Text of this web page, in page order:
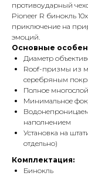
противоударный
Pioneer R бинокль
приключение на
эмоций.
Основные
Диаметр
Roof-призмы из
серебряным
Полное
Минимальное
наполнением
Установка на
отдельно)
Комплектация:
Бинокль